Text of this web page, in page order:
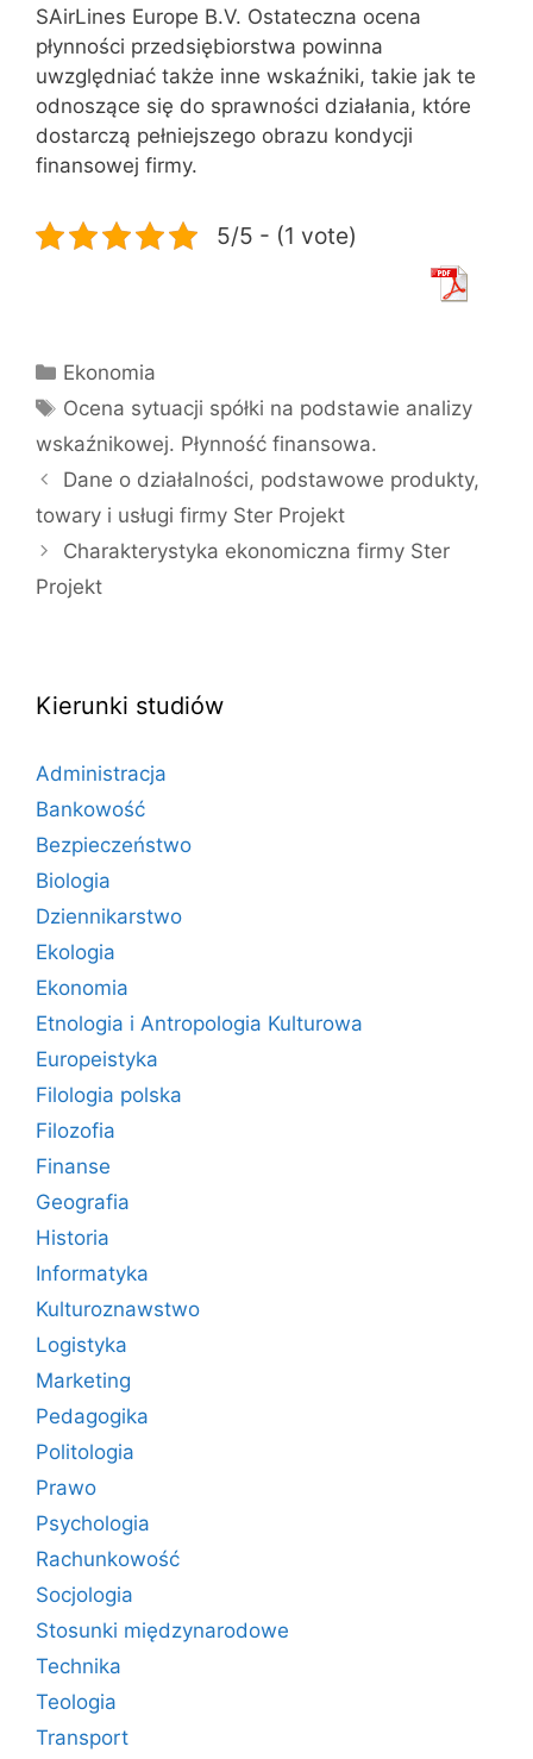
SAirLines Europe B.V. Ostateczna ocena
płynności przedsiębiorstwa powinna
uwzględniać także inne wskaźniki, takie jak te
odnoszące się do sprawności działania, które
dostarczą pełniejszego obrazu kondycji
finansowej firmy.
5/5 - (1 vote)
Kategorie
Ekonomia
Tagi
Ocena sytuacji spółki na podstawie analizy
wskaźnikowej. Płynność finansowa.
Dane o działalności, podstawowe produkty,
towary i usługi firmy Ster Projekt
Charakterystyka ekonomiczna firmy Ster
Projekt
Kierunki studiów
Administracja
Bankowość
Bezpieczeństwo
Biologia
Dziennikarstwo
Ekologia
Ekonomia
Etnologia i Antropologia Kulturowa
Europeistyka
Filologia polska
Filozofia
Finanse
Geografia
Historia
Informatyka
Kulturoznawstwo
Logistyka
Marketing
Pedagogika
Politologia
Prawo
Psychologia
Rachunkowość
Socjologia
Stosunki międzynarodowe
Technika
Teologia
Transport